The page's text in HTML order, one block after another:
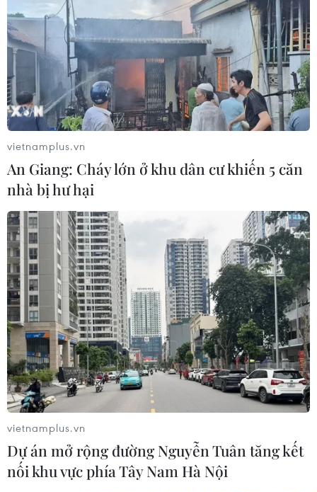
vietnamplus.vn
An Giang: Cháy lớn ở khu dân cư khiến 5 căn
nhà bị hư hại
vietnamplus.vn
Dự án mở rộng đường Nguyễn Tuân tăng kết
nối khu vực phía Tây Nam Hà Nội